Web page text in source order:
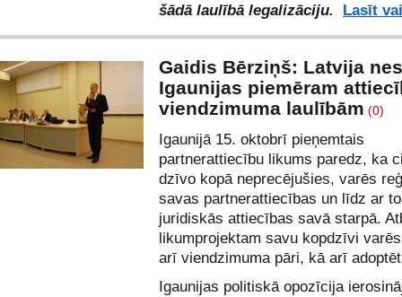
šādā laulībā legalizāciju.
Lasīt
Gaidis Bērziņš: Latvija
Igaunijas piemēram
viendzimuma laulībām (0)
Igaunijā 15. oktobrī pieņemtais
partnerattiecību likums paredz, ka
dzīvo kopā neprecējušies, varēs
savas partnerattiecības un līdz ar
juridiskās attiecības savā starpā.
likumprojektam savu kopdzīvi
arī viendzimuma pāri, kā arī
Igaunijas politiskā opozīcija